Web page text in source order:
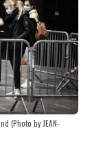
(Photo by JEAN-